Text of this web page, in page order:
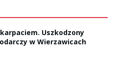
Uszkodzony
w Wierzawicach